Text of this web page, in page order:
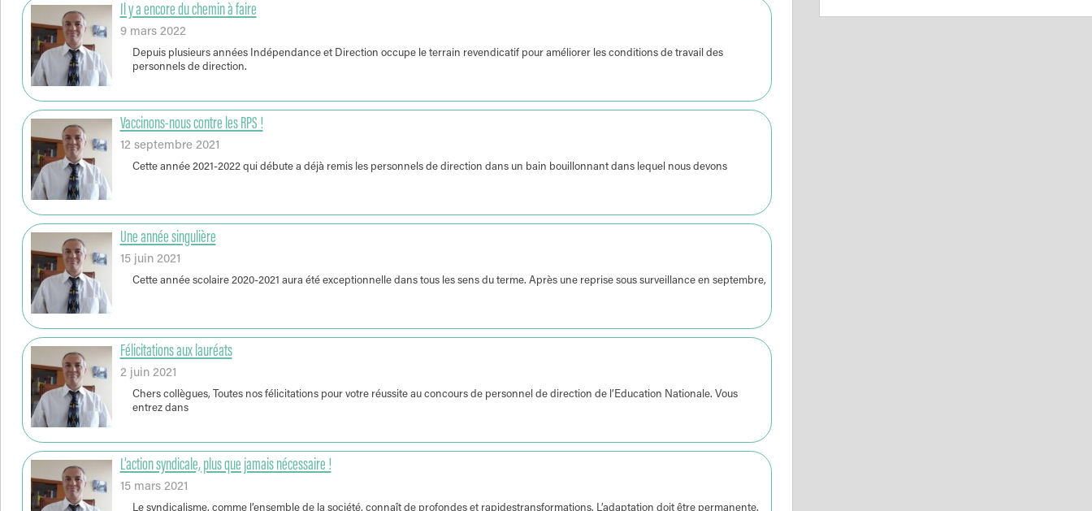
Il y a encore du chemin à faire
9 mars 2022
Depuis plusieurs années Indépendance et Direction occupe le terrain revendicatif pour améliorer les conditions de travail des
personnels de direction.
Vaccinons-nous contre les RPS !
12 septembre 2021
Cette année 2021-2022 qui débute a déjà remis les personnels de direction dans un bain bouillonnant dans lequel nous devons
Une année singulière
15 juin 2021
Cette année scolaire 2020-2021 aura été exceptionnelle dans tous les sens du terme. Après une reprise sous surveillance en septembre,
Félicitations aux lauréats
2 juin 2021
Chers collègues, Toutes nos félicitations pour votre réussite au concours de personnel de direction de l’Education Nationale. Vous
entrez dans
L’action syndicale, plus que jamais nécessaire !
15 mars 2021